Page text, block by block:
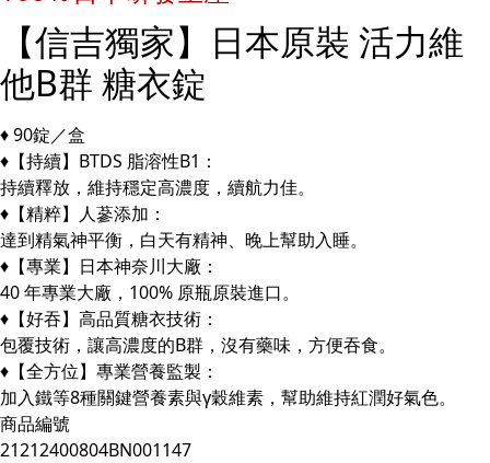
【信吉獨家】日本原裝 活力維
他B群 糖衣錠
♦ 90錠／盒
♦【持續】BTDS 脂溶性B1：
持續釋放，維持穩定高濃度，續航力佳。
♦【精粹】人蔘添加：
達到精氣神平衡，白天有精神、晚上幫助入睡。
♦【專業】日本神奈川大廠：
40 年專業大廠，100% 原瓶原裝進口。
♦【好吞】高品質糖衣技術：
包覆技術，讓高濃度的B群，沒有藥味，方便吞食。
♦【全方位】專業營養監製：
加入鐵等8種關鍵營養素與γ穀維素，幫助維持紅潤好氣色。
商品編號
21212400804BN001147